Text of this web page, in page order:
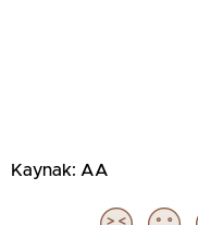
Kaynak: AA